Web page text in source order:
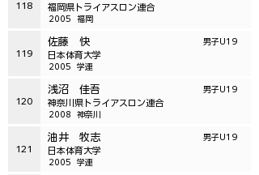
118 福岡県トライアスロン連合
福岡
2005
119
佐藤 快
日本体育大学
男子U19
学連
2005
120
浅沼 佳吾
神奈川県トライアスロン連合
男子U19
神奈川
2008
121
油井 牧志
日本体育大学
男子U19
学連
2005